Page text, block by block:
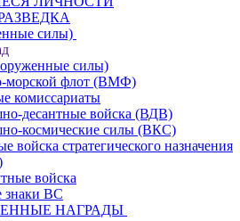
силы)
силы)
морской флот (ВМФ)
комиссариаты
десантные войска (ВДВ)
космические силы (ВКС)
войска стратегического назначения
войска
знаки ВС
НАГРАДЫ